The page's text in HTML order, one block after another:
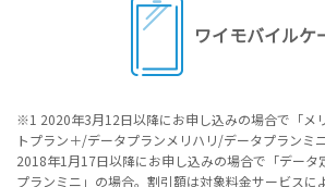
ワイモバイルケ
※1 2020年3月12日以降にお申し込みの場合で「メ
トプラン＋/データプランメリハリ/データプランミ
2018年1月17日以降にお申し込みの場合で「データ
プランミニ」の場合。割引額は対象料金サービス